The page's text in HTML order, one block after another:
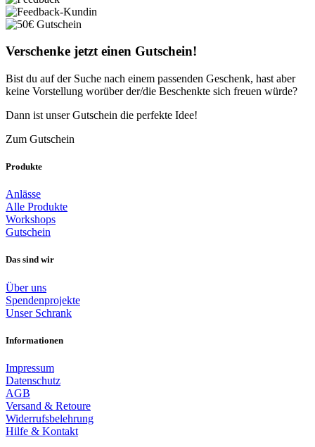
Verschenke jetzt einen Gutschein!
Bist du auf der Suche nach einem passenden Geschenk, hast aber
keine Vorstellung worüber der/die Beschenkte sich freuen würde?
Dann ist unser Gutschein die perfekte Idee!
Zum Gutschein
Produkte
Anlässe
Alle Produkte
Workshops
Gutschein
Das sind wir
Über uns
Spendenprojekte
Unser Schrank
Informationen
Impressum
Datenschutz
AGB
Versand & Retoure
Widerrufsbelehrung
Hilfe & Kontakt